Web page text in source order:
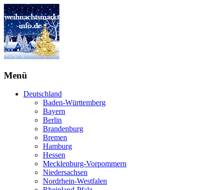
Menü
Deutschland
Baden-Württemberg
Bayern
Berlin
Brandenburg
Bremen
Hamburg
Hessen
Mecklenburg-Vorpommern
Niedersachsen
Nordrhein-Westfalen